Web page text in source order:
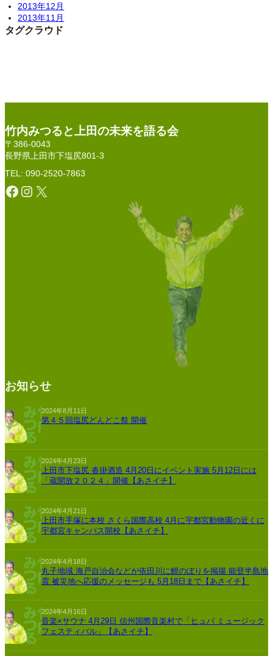
2013年12月
2013年11月
タグクラウド
竹内みつると上田の未来を語る会
〒386-0043
長野県上田市下塩尻801-3
TEL: 090-2520-7863
Facebook Instagram X
お知らせ
2024年8月11日
第４５回塩尻どんどこ祭 開催
2024年4月23日
上田市下塩尻 沓掛酒造 4月20日にイベント実施 5月12日には
「蔵開放２０２４」開催【あさイチ】
2024年4月21日
上田市手塚に本校 さくら国際高校 4月に宇都宮動物園の近くに
宇都宮キャンパス開校【あさイチ】
2024年4月18日
丸子地域 海戸自治会などが依田川に鯉のぼりを掲揚 能登半島地
震 被災地へ応援のメッセージも 5月18日まで【あさイチ】
2024年4月16日
音楽×サウナ 4月29日 信州国際音楽村で「ヒュバ ミュージック
フェスティバル」【あさイチ】